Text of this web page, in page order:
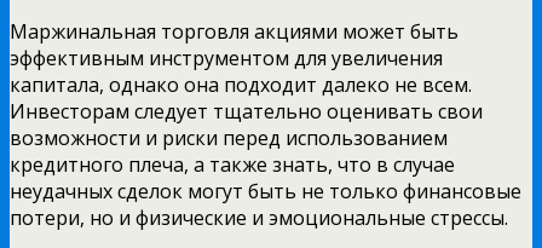
Маржинальная торговля акциями может быть
эффективным инструментом для увеличения
капитала, однако она подходит далеко не всем.
Инвесторам следует тщательно оценивать свои
возможности и риски перед использованием
кредитного плеча, а также знать, что в случае
неудачных сделок могут быть не только финансовые
потери, но и физические и эмоциональные стрессы.